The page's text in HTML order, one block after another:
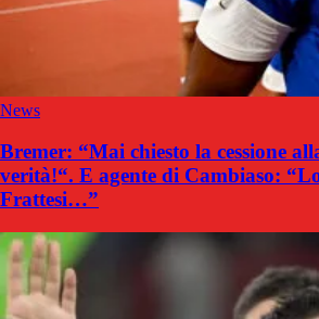
News
Bremer: “Mai chiesto la cessione
verità!“. E agente di Cambiaso:
Frattesi…”